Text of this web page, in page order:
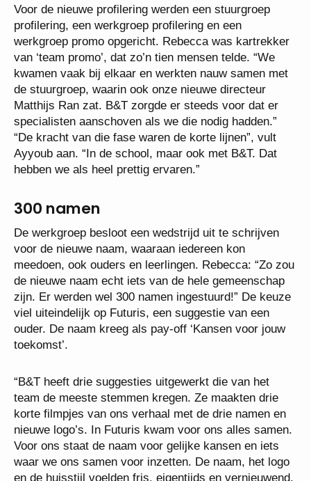
Voor de nieuwe profilering werden een stuurgroep
profilering, een werkgroep profilering en een
werkgroep promo opgericht. Rebecca was kartrekker
van ‘team promo’, dat zo’n tien mensen telde. “We
kwamen vaak bij elkaar en werkten nauw samen met
de stuurgroep, waarin ook onze nieuwe directeur
Matthijs Ran zat. B&T zorgde er steeds voor dat er
specialisten aanschoven als we die nodig hadden.”
“De kracht van die fase waren de korte lijnen”, vult
Ayyoub aan. “In de school, maar ook met B&T. Dat
hebben we als heel prettig ervaren.”
300 namen
De werkgroep besloot een wedstrijd uit te schrijven
voor de nieuwe naam, waaraan iedereen kon
meedoen, ook ouders en leerlingen. Rebecca: “Zo zou
de nieuwe naam echt iets van de hele gemeenschap
zijn. Er werden wel 300 namen ingestuurd!” De keuze
viel uiteindelijk op Futuris, een suggestie van een
ouder. De naam kreeg als pay-off ‘Kansen voor jouw
toekomst’.
“B&T heeft drie suggesties uitgewerkt die van het
team de meeste stemmen kregen. Ze maakten drie
korte filmpjes van ons verhaal met de drie namen en
nieuwe logo’s. In Futuris kwam voor ons alles samen.
Voor ons staat de naam voor gelijke kansen en iets
waar we ons samen voor inzetten. De naam, het logo
en de huisstijl voelden fris, eigentijds en vernieuwend,